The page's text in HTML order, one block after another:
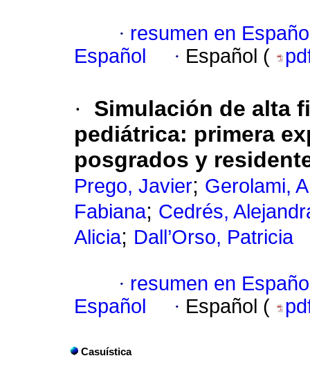
· resumen en
Español
· Español (
·
Simulación de alta
pediátrica: primera
posgrados y
Prego, Javier; Gerolami,
Fabiana; Cedrés,
Alicia; Dall’Orso, Patricia
· resumen en
Español
· Español (
Casuística